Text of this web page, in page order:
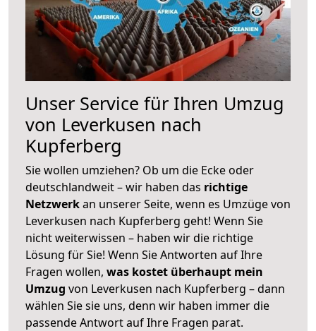
Unser Service für Ihren Umzug
von Leverkusen nach
Kupferberg
Sie wollen umziehen? Ob um die Ecke oder
deutschlandweit – wir haben das richtige
Netzwerkan unserer Seite, wenn es Umzüge von
Leverkusen nach Kupferberg geht! Wenn Sie
nicht weiterwissen – haben wir die richtige
Lösung für Sie! Wenn Sie Antworten auf Ihre
Fragen wollen, was kostet überhaupt mein
Umzug von Leverkusen nach Kupferberg – dann
wählen Sie sie uns, denn wir haben immer die
passende Antwort auf Ihre Fragen parat.